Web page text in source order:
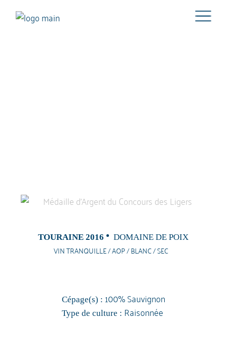
TOURAINE 2016 DOMAINE DE POIX
VIN TRANQUILLE / AOP / BLANC / SEC
Cépage(s) : 100% Sauvignon
Type de culture : Raisonnée